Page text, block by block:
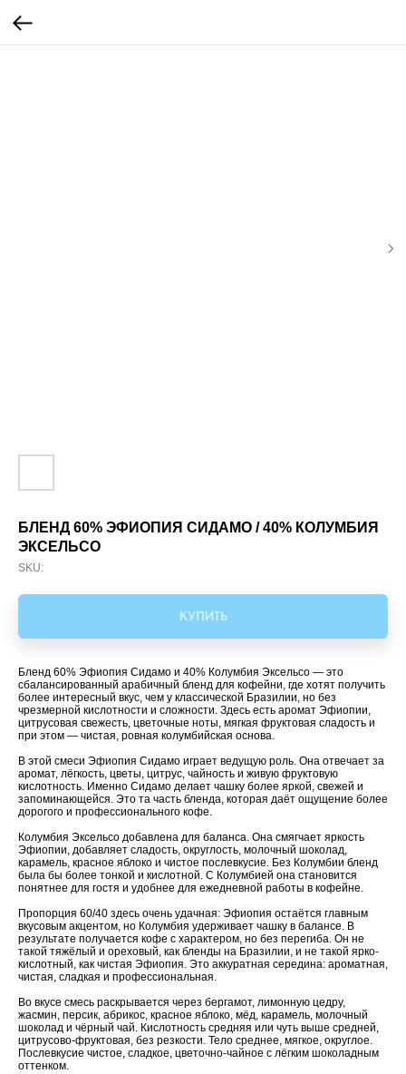
БЛЕНД 60% ЭФИОПИЯ СИДАМО / 40% КОЛУМБИЯ
ЭКСЕЛЬСО
SKU:
КУПИТЬ
Бленд 60% Эфиопия Сидамо и 40% Колумбия Эксельсо — это
сбалансированный арабичный бленд для кофейни, где хотят получить
более интересный вкус, чем у классической Бразилии, но без
чрезмерной кислотности и сложности. Здесь есть аромат Эфиопии,
цитрусовая свежесть, цветочные ноты, мягкая фруктовая сладость и
при этом — чистая, ровная колумбийская основа.
В этой смеси Эфиопия Сидамо играет ведущую роль. Она отвечает за
аромат, лёгкость, цветы, цитрус, чайность и живую фруктовую
кислотность. Именно Сидамо делает чашку более яркой, свежей и
запоминающейся. Это та часть бленда, которая даёт ощущение более
дорогого и профессионального кофе.
Колумбия Эксельсо добавлена для баланса. Она смягчает яркость
Эфиопии, добавляет сладость, округлость, молочный шоколад,
карамель, красное яблоко и чистое послевкусие. Без Колумбии бленд
была бы более тонкой и кислотной. С Колумбией она становится
понятнее для гостя и удобнее для ежедневной работы в кофейне.
Пропорция 60/40 здесь очень удачная: Эфиопия остаётся главным
вкусовым акцентом, но Колумбия удерживает чашку в балансе. В
результате получается кофе с характером, но без перегиба. Он не
такой тяжёлый и ореховый, как бленды на Бразилии, и не такой ярко-
кислотный, как чистая Эфиопия. Это аккуратная середина: ароматная,
чистая, сладкая и профессиональная.
Во вкусе смесь раскрывается через бергамот, лимонную цедру,
жасмин, персик, абрикос, красное яблоко, мёд, карамель, молочный
шоколад и чёрный чай. Кислотность средняя или чуть выше средней,
цитрусово-фруктовая, без резкости. Тело среднее, мягкое, округлое.
Послевкусие чистое, сладкое, цветочно-чайное с лёгким шоколадным
оттенком.